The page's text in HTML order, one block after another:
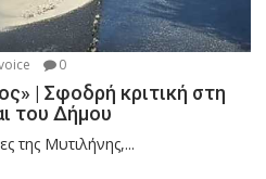
0
| Σφοδρή κριτική στη
του Δήμου
της Μυτιλήνης,...